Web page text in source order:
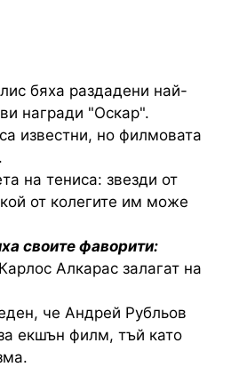
бяха раздадени най-
награди "Оскар".
известни, но филмовата
на тениса: звезди от
от колегите им може
своите фаворити:
Алкарас залагат на
че Андрей Рубльов
екшън филм, тъй като